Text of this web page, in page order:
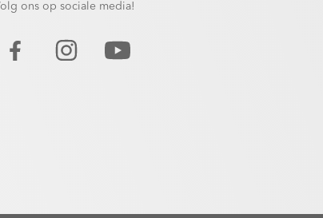
ons op sociale media!